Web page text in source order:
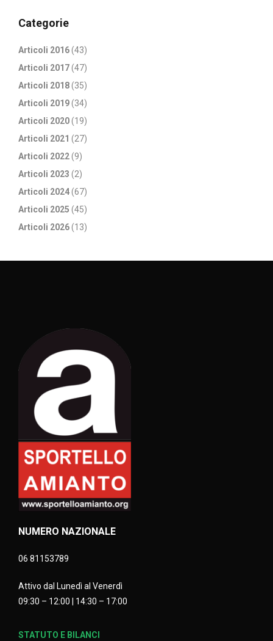
Categorie
Articoli 2016(43)
Articoli 2017(47)
Articoli 2018(35)
Articoli 2019(34)
Articoli 2020(19)
Articoli 2021 (27)
Articoli 2022(9)
Articoli 2023 (2)
Articoli 2024(67)
Articoli 2025 (45)
Articoli 2026(13)
NUMERO NAZIONALE
06 81153789
Attivo dal Lunedì al Venerdì
09:30 – 12:00 | 14:30 – 17:00
STATUTO E BILANCI